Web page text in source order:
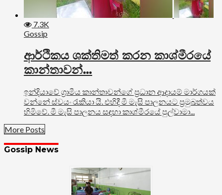
7.3K
Gossip
ආර්ථිකය ශක්තිමත් කරන කාශ්මීරයේ
කාන්තාවන්…
ඉන්දියාවේ ග්‍රාමීය කාන්තාවන්ගේ ප්‍රධාන ආදායම් මාර්ගයක්
වන්නේ ස්වයං රැකියා යි. එහිදී මී මැසි පාලනයට ප්‍රමුඛත්වය
හිමිවේ. මී මැසි පාලනය සඳහා කාශ්මීරයේ පුල්වාමා...
More Posts
Gossip News